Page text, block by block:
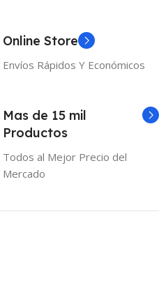
Online Store
Envíos Rápidos Y Económicos
Mas de 15 mil
Productos
Todos al Mejor Precio del
Mercado